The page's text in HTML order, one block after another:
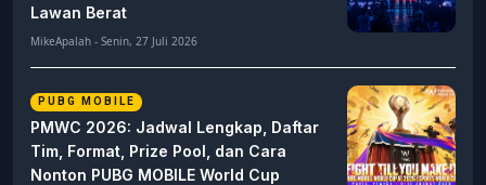
Lawan Berat
MikeApalah - Senin, 27 Juli 2026
PUBG MOBILE
PMWC 2026: Jadwal Lengkap, Daftar
Tim, Format, Prize Pool, dan Cara
Nonton PUBG MOBILE World Cup